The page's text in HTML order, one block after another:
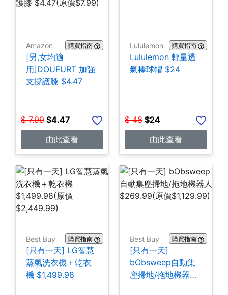
Amazon 購買指南
[男,女均適
用]DOUFURT 加強
支撐護膝 $4.47
$ 7.99 $4.47
由此查看
Lululemon 購買指南
Lululemon 輕量透
氣棒球帽 $24
$ 48 $24
由此查看
Best Buy 購買指南
[只有一天] LG智慧
蒸氣洗衣機＋乾衣
機 $1,499.98
Best Buy 購買指南
[只有一天]
bObsweep自動集
塵掃地/拖地機器人